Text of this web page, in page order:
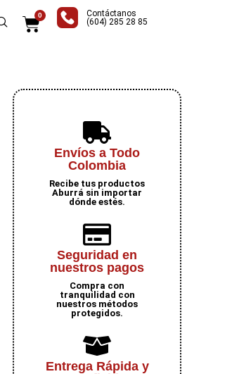
0
Carrito
Contáctanos
(604) 285 28 85
Envíos a Todo
Colombia
Recibe tus productos
Aburrá sin importar
dónde estés.
Seguridad en
nuestros pagos
Compra con
tranquilidad con
nuestros métodos
protegidos.
Entrega Rápida y